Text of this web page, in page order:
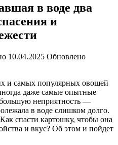
в воде два
и
10.04.2025 Обновлено
и самых популярных овощей
даже самые опытные
неприятность —
в воде слишком долго.
спасти картошку, чтобы она
и вкус? Об этом и пойдет